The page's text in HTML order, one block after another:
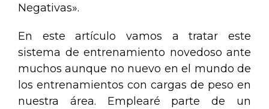
Negativas».
En este artículo vamos a tratar este
sistema de entrenamiento novedoso ante
muchos aunque no nuevo en el mundo de
los entrenamientos con cargas de peso en
nuestra área. Emplearé parte de un